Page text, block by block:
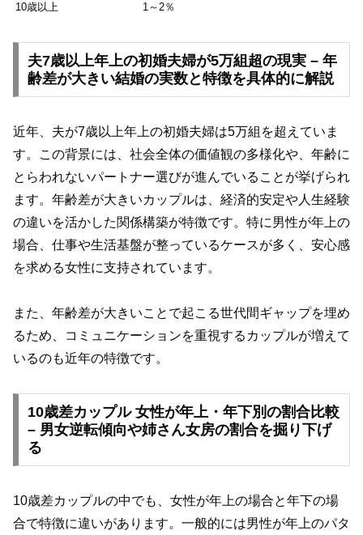
10歳以上
1～2％
夫7歳以上年上の初婚夫婦が5万組超の現実 – 年
齢差が大きい結婚の実数と特徴を具体的に解説
近年、夫が7歳以上年上の初婚夫婦は5万組を超えていま
す。この背景には、社会全体の価値観の多様化や、年齢に
とらわれないパートナー選びが進んでいることが挙げられ
ます。年齢差が大きいカップルは、経済的安定や人生経験
の違いを活かした関係構築が特徴です。特に男性が年上の
場合、仕事や生活基盤が整っているケースが多く、安心感
を求める女性に支持されています。
また、年齢差が大きいことで起こる世代間ギャップを埋め
るため、コミュニケーションを重視するカップルが増えて
いるのも近年の特徴です。
10歳差カップル 女性が年上・年下別の割合比較
– 男女逆転傾向や姉さん女房の割合を掘り下げ
る
10歳差カップルの中でも、女性が年上の場合と年下の場
合で特徴に違いがあります。一般的には男性が年上のパタ